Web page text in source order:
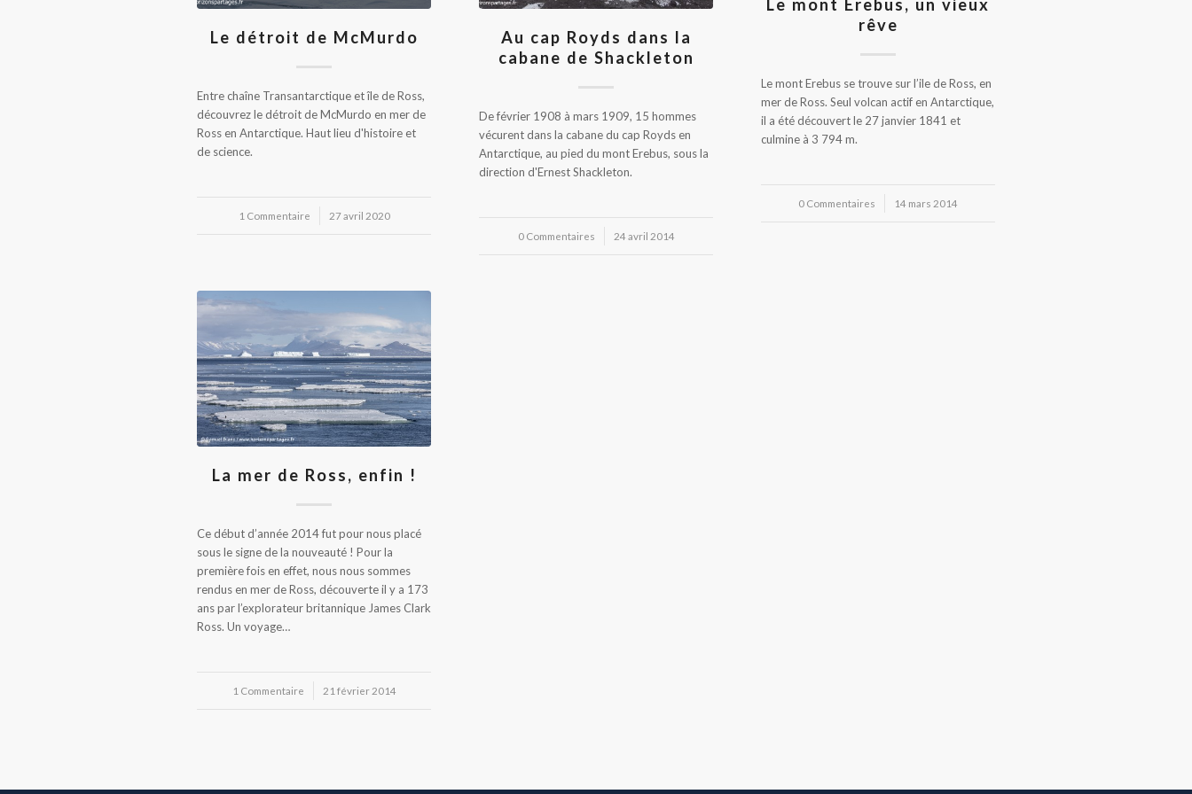
Le détroit de McMurdo
Entre chaîne Transantarctique et île de Ross,
découvrez le détroit de McMurdo en mer de
Ross en Antarctique. Haut lieu d'histoire et
de science.
1 Commentaire
/ 27 avril 2020
Au cap Royds dans la
cabane de Shackleton
De février 1908 à mars 1909, 15 hommes
vécurent dans la cabane du cap Royds en
Antarctique, au pied du mont Erebus, sous la
direction d'Ernest Shackleton.
0 Commentaires
/ 24 avril 2014
Le mont Erebus, un vieux
rêve
Le mont Erebus se trouve sur l’ile de Ross, en
mer de Ross. Seul volcan actif en Antarctique,
il a été découvert le 27 janvier 1841 et
culmine à 3 794 m.
0 Commentaires
/ 14 mars 2014
La mer de Ross, enfin !
Ce début d’année 2014 fut pour nous placé
sous le signe de la nouveauté ! Pour la
première fois en effet, nous nous sommes
rendus en mer de Ross, découverte il y a 173
ans par l’explorateur britannique James Clark
Ross. Un voyage…
1 Commentaire
/ 21 février 2014